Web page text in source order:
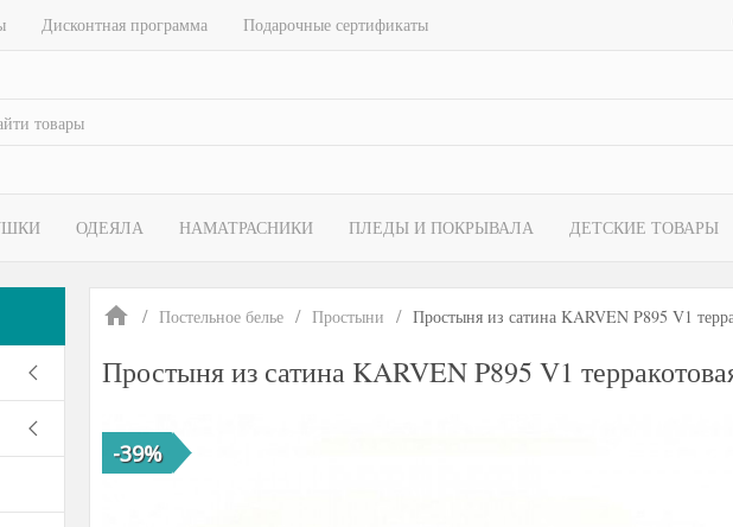
Дисконтная программа Подарочные сертификаты
ОДЕЯЛА НАМАТРАСНИКИ ПЛЕДЫ И ПОКРЫВАЛА ДЕТСКИЕ ТОВАРЫ
Постельное белье Простыни Простыня из сатина KARVEN P895 V1
Простыня из сатина KARVEN P895 V1
-39%